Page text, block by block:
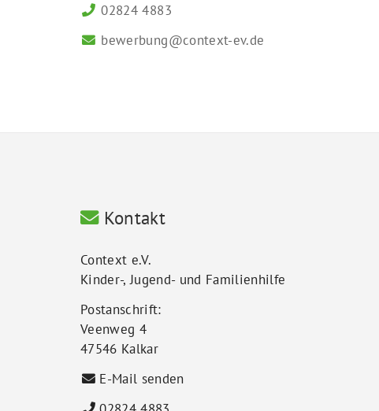
02824 4883
bewerbung@context-ev.de
Kontakt
Context e.V.
Kinder-, Jugend- und Familienhilfe
Postanschrift:
Veenweg 4
47546 Kalkar
E-Mail senden